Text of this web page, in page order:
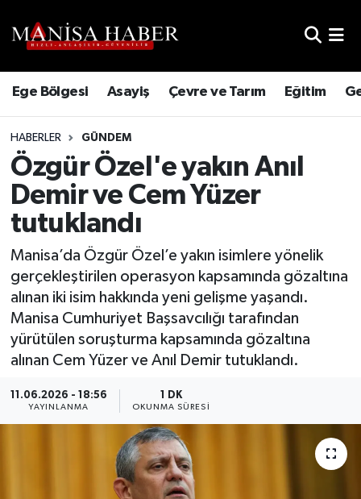
Ege Bölgesi Asayiş Çevre ve Tarım Eğitim
HABERLER GÜNDEM
Özgür Özel'e yakın Anıl
Demir ve Cem Yüzer
tutuklandı
Manisa’da Özgür Özel’e yakın isimlere yönelik
gerçekleştirilen operasyon kapsamında gözaltına
alınan iki isim hakkında yeni gelişme yaşandı.
Manisa Cumhuriyet Başsavcılığı tarafından
yürütülen soruşturma kapsamında gözaltına
alınan Cem Yüzer ve Anıl Demir tutuklandı.
11.06.2026 - 18:56
YAYINLANMA
1 DK
OKUNMA SÜRESI
Trafik Durumu
Süper Lig Puan Durumu ve Fikstür
Tüm Manşetler
Son Dakika Haberleri
Haber Arşivi